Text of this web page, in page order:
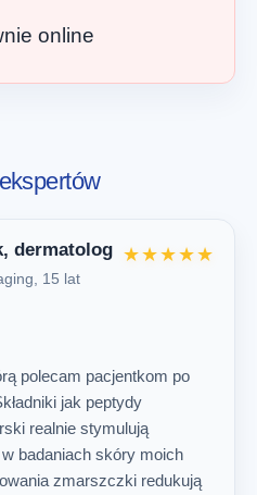
online
dermatolog
15 lat
★★★★★
polecam pacjentkom po
jak peptydy
realnie stymulują
badaniach skóry moich
zmarszczki redukują